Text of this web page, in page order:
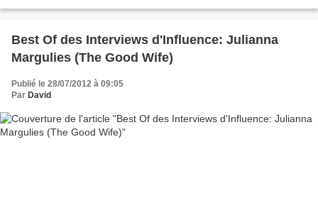
Best Of des Interviews d'Influence: Julianna
Margulies (The Good Wife)
Publié le 28/07/2012 à 09:05
Par David